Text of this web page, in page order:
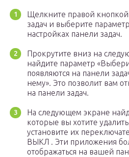
Щелкните правой
задач и выберите
настройках панели задач.
Прокрутите вниз на
найдите параметр
появляются на панели
нему». Это позволит вам
на панели задач.
На следующем экране
которые вы хотите
установите их
ВЫКЛ . Эти приложения
отображаться на вашей